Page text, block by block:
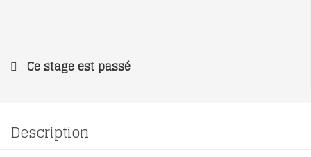
Ce stage est passé
Description